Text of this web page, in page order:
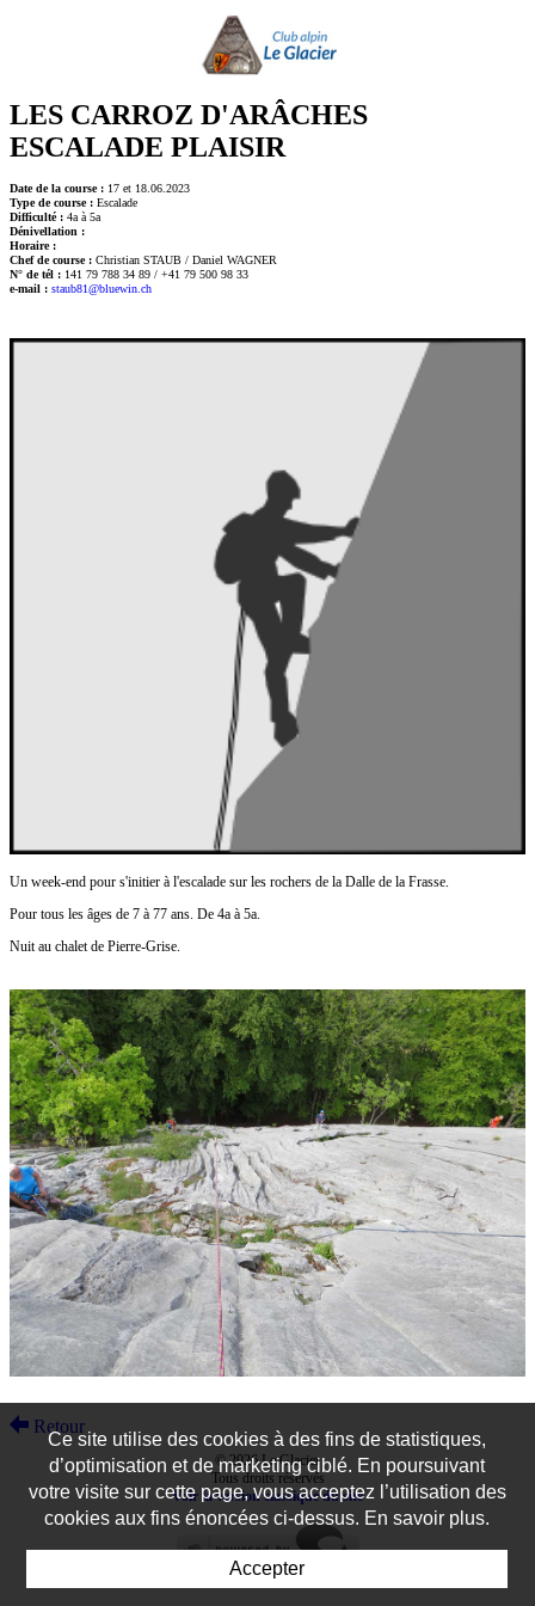
LES CARROZ D'ARÂCHES
ESCALADE PLAISIR
Date de la course : 17 et 18.06.2023
Type de course : Escalade
Difficulté : 4a à 5a
Dénivellation :
Horaire :
Chef de course : Christian STAUB / Daniel WAGNER
N° de tél : 141 79 788 34 89 / +41 79 500 98 33
e-mail : staub81@bluewin.ch
Un week-end pour s'initier à l'escalade sur les rochers de la Dalle de la Frasse.
Pour tous les âges de 7 à 77 ans. De 4a à 5a.
Nuit au chalet de Pierre-Grise.
Retour
© 2026 Le Glacier
Tous droits réservés
Voir la version classique du site
Ce site utilise des cookies à des fins de statistiques,
d’optimisation et de marketing ciblé. En poursuivant
votre visite sur cette page, vous acceptez l’utilisation des
cookies aux fins énoncées ci-dessus. En savoir plus.
Accepter